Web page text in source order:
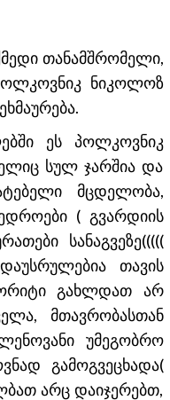
თანამშრომელი,
ნიკოლოზ
ეს პოლკოვნიკ
სულ ჯარშია და
მცდელობა,
( გვარდიის
სანაგვეზე(((((
თავის
გახლდათ არ
მთავრობასთან
უმეგობრო
გამოგვეცხადა(
არც დაიჯერებთ,